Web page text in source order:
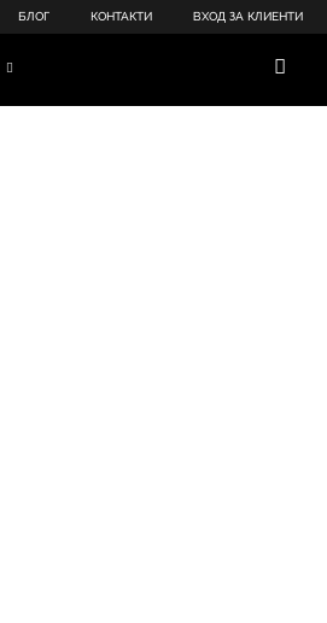
БЛОГ КОНТАКТИ ВХОД ЗА КЛИЕНТИ